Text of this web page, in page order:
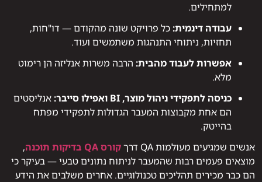
למתחילים.
עבודה דינמית:כל פרויקט שונה מהקודם — דו"חות,
תחזיות, ניתוחי התנהגות משתמשים ועוד.
אפשרות לעבוד מהבית: הרבה משרות אנליזה הן רימוט
מלא.
כניסה לתפקידי ניהול מוצר, BI ואפילו סייבר:
אנליסטים
הם אחת מקבוצות המעבר הגדולות לתפקידי מפתח
בהייטק.
אנשים שמגיעים מעולמות QA דרך
קורס QA בדיקות תוכנה
,
מוצאים פעמים רבות שהמעבר לניתוח נתונים טבעי — בעיקר כי
הם כבר מכירים תהליכים טכנולוגיים. אחרים משלבים את הידע